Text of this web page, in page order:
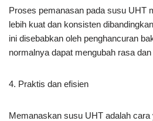
Proses pemanasan pada susu UHT
lebih kuat dan konsisten
ini disebabkan oleh penghancuran
normalnya dapat mengubah rasa
4. Praktis dan efisien
Memanaskan susu UHT adalah